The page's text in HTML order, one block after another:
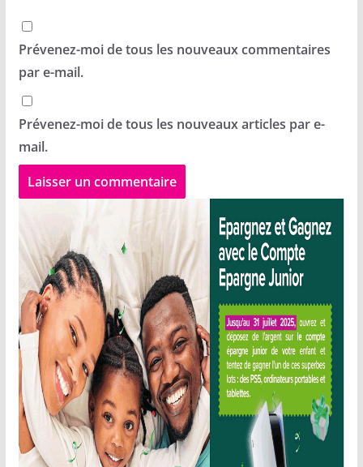
Prévenez-moi de tous les nouveaux commentaires
par e-mail.
Prévenez-moi de tous les nouveaux articles par e-
mail.